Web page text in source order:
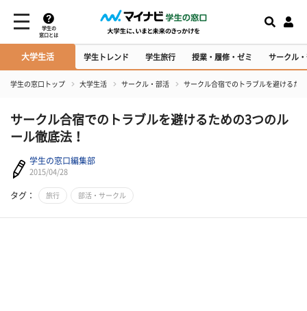
学生の
窓口とは
大学生活 学生トレンド 学生旅行 授業・履修・ゼミ サークル
学生の窓口トップ 大学生活 サークル・部活 サークル合宿でのトラブルを避けるた
サークル合宿でのトラブルを避けるための3つのル
ール徹底法！
学生の窓口編集部
2015/04/28
タグ： 旅行 部活・サークル